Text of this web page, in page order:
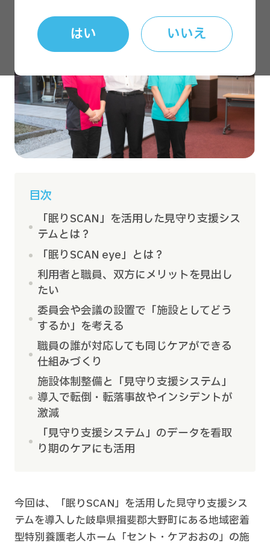
はい いいえ
目次
「眠りSCAN」を活用した見守り支援シス
テムとは？
「眠りSCAN eye」とは？
利用者と職員、双方にメリットを見出し
たい
委員会や会議の設置で「施設としてどう
するか」を考える
職員の誰が対応しても同じケアができる
仕組みづくり
施設体制整備と「見守り支援システム」
導入で転倒・転落事故やインシデントが
激減
「見守り支援システム」のデータを看取
り期のケアにも活用
今回は、「眠りSCAN」を活用した見守り支援シス
テムを導入した岐阜県揖斐郡大野町にある地域密着
型特別養護老人ホーム「セント・ケアおおの」の施